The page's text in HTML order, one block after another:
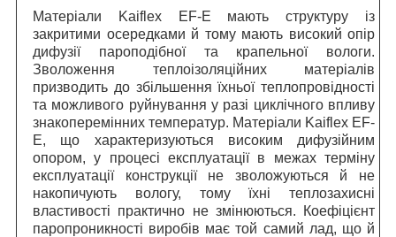
Матеріали Kaiflex EF-E мають структуру із
закритими осередками й тому мають високий опір
дифузії пароподібної та крапельної вологи.
Зволоження теплоізоляційних матеріалів
призводить до збільшення їхньої теплопровідності
та можливого руйнування у разі циклічного впливу
знакоперемінних температур. Матеріали Kaiflex EF-
E, що характеризуються високим дифузійним
опором, у процесі експлуатації в межах терміну
експлуатації конструкції не зволожуються й не
накопичують вологу, тому їхні теплозахисні
властивості практично не змінюються. Коефіцієнт
паропроникності виробів має той самий лад, що й